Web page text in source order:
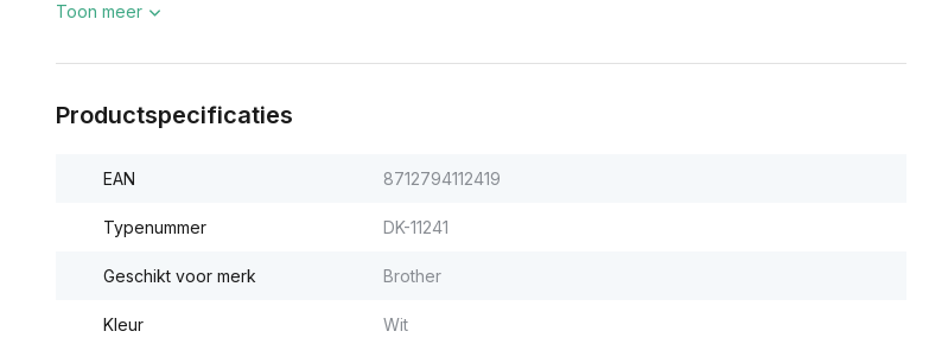
Toon meer
Productspecificaties
EAN 8712794112419
Typenummer DK-11241
Geschikt voor merk Brother
Kleur Wit